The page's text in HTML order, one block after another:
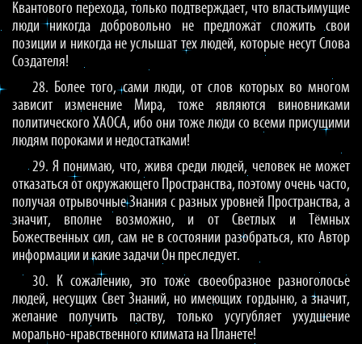
Квантового перехода, только подтверждает, что властьимущие
люди никогда добровольно не предложат сложить свои
позиции и никогда не услышат тех людей, которые несут Слова
Создателя!
28. Более того, сами люди, от слов которых во многом
зависит изменение Мира, тоже являются виновниками
политического ХАОСА, ибо они тоже люди со всеми присущими
людям пороками и недостатками!
29. Я понимаю, что, живя среди людей, человек не может
отказаться от окружающего Пространства, поэтому очень часто,
получая отрывочные Знания с разных уровней Пространства, а
значит, вполне возможно, и от Светлых и Тёмных
Божественных сил, сам не в состоянии разобраться, кто Автор
информации и какие задачи Он преследует.
30. К сожалению, это тоже своеобразное разноголосье
людей, несущих Свет Знаний, но имеющих гордыню, а значит,
желание получить паству, только усугубляет ухудшение
морально-нравственного климата на Планете!